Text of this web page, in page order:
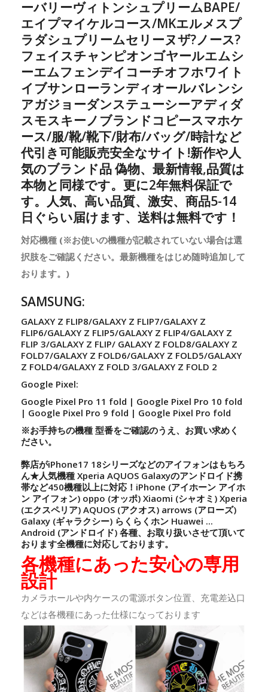
ーバリーヴィトンシュプリームBAPE/
エイプマイケルコース/MKエルメスプ
ラダシュプリームセリーヌザ?ノース?
フェイスチャンピオンゴヤールエムシ
ーエムフェンデイコーチオフホワイト
イブサンローランディオールバレンシ
アガジョーダンステューシーアディダ
スモスキーノブランドコピースマホケ
ース/服/靴/靴下/財布/バッグ/時計など
代引き可能販売安全なサイト!新作や人
気のブランド品 偽物、最新情報,品質は
本物と同様です。更に2年無料保証で
す。人気、高い品質、激安、商品5-14
日ぐらい届けます、送料は無料です！
対応機種 (※お使いの機種が記載されていない場合は選
択肢をご確認ください。最新機種をはじめ随時追加して
おります。)
SAMSUNG:
GALAXY Z FLIP8/GALAXY Z FLIP7/GALAXY Z
FLIP6/GALAXY Z FLIP5/GALAXY Z FLIP4/GALAXY Z
FLIP 3/GALAXY Z FLIP/ GALAXY Z FOLD8/GALAXY Z
FOLD7/GALAXY Z FOLD6/GALAXY Z FOLD5/GALAXY
Z FOLD4/GALAXY Z FOLD 3/GALAXY Z FOLD 2
Google Pixel:
Google Pixel Pro 11 fold | Google Pixel Pro 10 fold
| Google Pixel Pro 9 fold | Google Pixel Pro fold
※お手持ちの機種 型番をご確認のうえ、お買い求めく
ださい。
弊店がiPhone17 18シリーズなどのアイフォンはもちろ
ん★人気機種 Xperia AQUOS Galaxyのアンドロイド携
帯など450機種以上に対応！iPhone (アイホーン アイホ
ン アイフォン) oppo (オッポ) Xiaomi (シャオミ) Xperia
(エクスペリア) AQUOS (アクオス) arrows (アローズ)
Galaxy (ギャラクシー) らくらくホン Huawei ...
Android (アンドロイド) 各種、お取り扱いさせて頂いて
おります全機種に対応しております。
各機種にあった安心の専用
設計
カメラホールや内ケースの電源ボタン位置、充電差込口
などは各機種にあった仕様になっております